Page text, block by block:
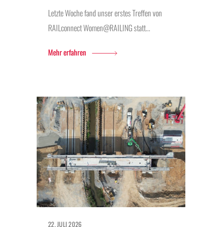
Letzte Woche fand unser erstes Treffen von
RAILconnect Women@RAILING statt...
Mehr erfahren
22. JULI 2026